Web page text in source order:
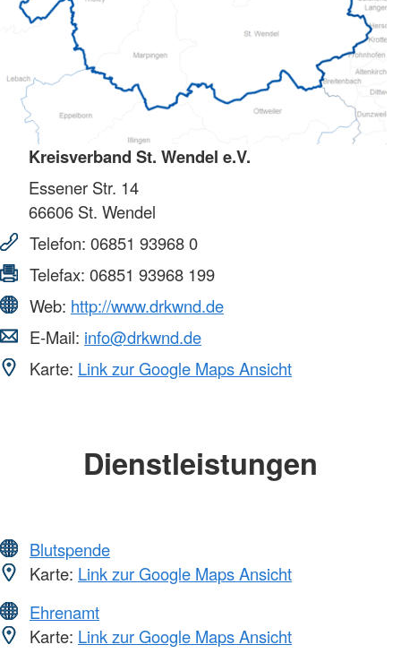
Kreisverband St. Wendel e.V.
Essener Str. 14
66606 St. Wendel
Telefon: 06851 93968 0
Telefax: 06851 93968 199
Web: http://www.drkwnd.de
E-Mail: info@drkwnd.de
Karte: Link zur Google Maps Ansicht
Dienstleistungen
Blutspende
Karte: Link zur Google Maps Ansicht
Ehrenamt
Karte: Link zur Google Maps Ansicht